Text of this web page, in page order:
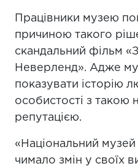
Працівники музею
причиною такого
скандальний фільм
Неверленд». Адже
показувати історію
особистості з такою
репутацією.
«Національний
чимало змін у своїх